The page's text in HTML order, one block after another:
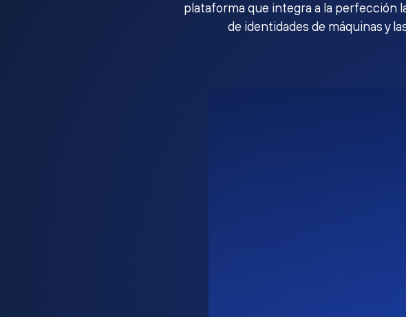
plataforma que integra a la perfección
de identidades de máquinas y